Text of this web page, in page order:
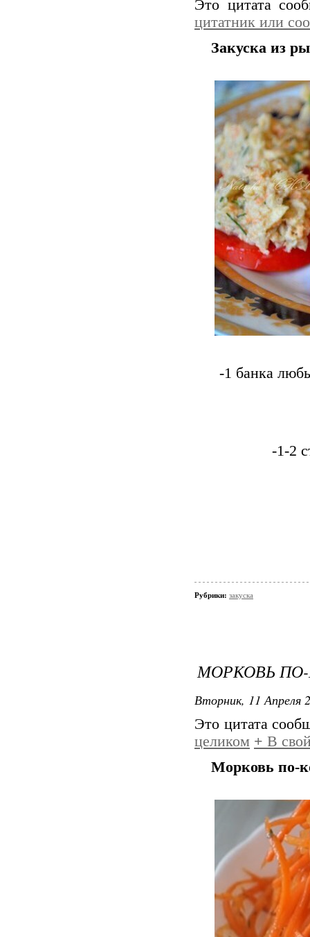
Это цитата
цитатник или
Закуска из
-1 банка
-1-2
Рубрики: закуска
МОРКОВЬ
Вторник, 11 Апреля
Это цитата
целиком + В
Морковь по-